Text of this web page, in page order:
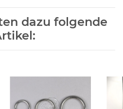
dazu folgende